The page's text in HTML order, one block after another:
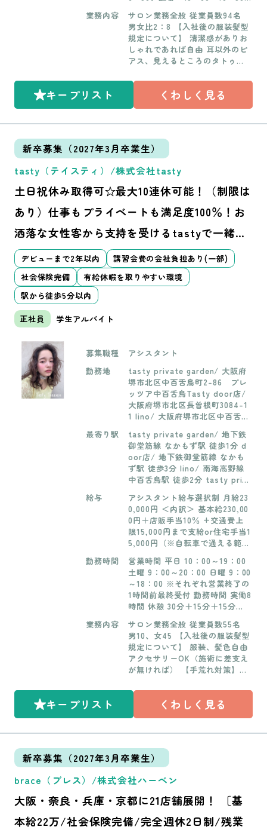
OR CAFE/ 大阪府大阪市生野区
林寺2丁目5-33 ・Charm+e 八
尾店（マツエク専門店）/ 大阪
府八尾市安中町4-2-8 ・Charm
+e 昭和町店（マツエク専門
店）/ 大阪市阿倍野区昭和町1-2
0-22 ※勤務地の決定 面接時に
ある程度決定 （通勤時間、希望
などを考慮し入社2ヶ月前には決
動・転勤などあり ヘルプの際の
交通費は全額支給
町駅 徒歩9分 ・Charm+e八尾
店（マツエク専門店）/ 大和路
線 八尾駅 徒歩4分 ・Charrm+e
昭和町店（マツエク専門店）/
大阪メトロ御堂筋線 昭和町
終了後 原則自由参加 【学生時
のアルバイト】 最低勤務日
数・・週2日から勤務ＯＫ 最低
勤務時間・・2時間
業務内容
サロン業務全般 従業員数94名
男女比2：8 【入社後の服装髪型
規定について】 清潔感がありお
しゃれであれば自由 耳以外のピ
アス、見えるところのタトゥー
ンプー可、手荒れクリーム完
備、マイクロバブルシャンプー
設置店あり、今後増加予定 【入
の集中研修と、サロンでのOJT
(週8時間程度)があります。 動画
疲れすぎないように実力をつけ
ていきます。 【モデル集客】 m
inimo、手数料は全額会社負担し
ます 【ヘアメイク・着付け】 将
来、着付け講師として活躍でき
る◎ メイク・ヘアメイク有（フ
ェイシャルエステ後のメイク、
和装メイク、メモリアルフォト
撮影などの依頼もあります）
キープリスト くわしく見る
新卒募集（2027年3月卒業生）
tasty（テイスティ）/株式会社tasty
土日祝休み取得可☆最大10連休可能！（制限は
あり）仕事もプライベートも満足度100％！お
洒落な女性客から支持を受けるtastyで一緒に
働きませんか？
デビューまで2年以内
講習会費の会社負担あり(一部)
社会保険完備
有給休暇を取りやすい環境
駅から徒歩5分以内
正社員 学生アルバイト
募集職種
アシスタント
勤務地
tasty private garden/ 大阪府
堺市北区中百舌鳥町2-86 プレ
ッツア中百舌鳥Tasty door店/
大阪府堺市北区長曽根町3084-1
1 lino/ 大阪府堺市北区中百舌鳥
堺市北区北花田町3-17-8 1F tas
ty bloom/大阪市天王寺区上之
宮町2-15 garland lily/大阪府堺
市北区中百舌鳥町2-32 2F tasty
terrace/大阪府堺市北区中百舌
鳥梅北町1-10 2F garland/大阪
府堺市北区中百舌鳥町2-50 1F g
arland lupinus/大阪府堺市北区
百舌鳥梅北町１-10-201 ※勤務
地は入社後1ヶ月以内に決定
最寄り駅
tasty private garden/ 地下鉄
御堂筋線 なかもず駅 徒歩1分 d
oor店/ 地下鉄御堂筋線 なかも
ず駅 徒歩3分 lino/ 南海高野線
中百舌鳥駅 徒歩2分 tasty prim
asty bloom/上本町駅徒歩4分 g
arland lily/南海中百舌鳥駅から
徒歩2分/御堂筋線なかもず駅か
ら徒歩4分 tasty terrace/南
海、JR三国ヶ丘駅徒歩1分 garla
nd/地下鉄[御堂筋線]なかもず(8
番出口)3分 garland lupinus/J
R・南海 三国ヶ丘駅 西口より
徒歩2分
給与
アシスタント給与選択制 月給23
0,000円 ＜内訳＞ 基本給230,00
0円＋店販手当10％ +交通費上
限15,000円まで支給or住宅手当1
5,000円（※自転車で通える範囲
20,000円／7時間：12,400円）
【学生時のアルバイト】 最低賃
金以上※要相談
勤務時間
営業時間 平日 10：00～19：00
土曜 9：00～20：00 日曜 9：00
～18：00 ※それぞれ営業終了の
1時間前最終受付 勤務時間 実働8
時間 休憩 30分＋15分＋15分
務日数・・週1日 最低勤務時
間・・6時間（10-17時）
業務内容
サロン業務全般 従業員数55名
男10、女45 【入社後の服装髪型
規定について】 服装、髪色自由
アクセサリーOK（施術に差支え
が無ければ） 【手荒れ対策】
ラーに移行。 【入社後研修】 約
1ヵ月間かけて1日2時間ほど、外
部講師やスタイリストの元で行
限り直ぐにアシスタントを楽し
めるようなカリキュラムですす
ー】 2年以内
キープリスト くわしく見る
新卒募集（2027年3月卒業生）
brace（ブレス）/株式会社ハーベン
大阪・奈良・兵庫・京都に21店舗展開！ ［基
本給22万/社会保険完備/完全週休2日制/残業